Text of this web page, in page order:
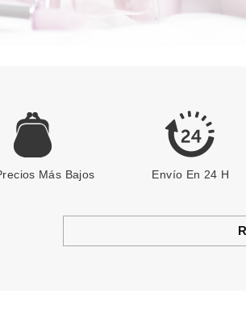
Más Bajos Envío En 24 H